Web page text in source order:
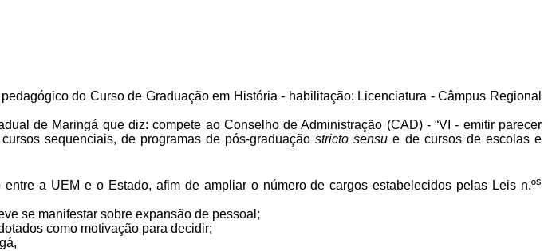
do Curso de Graduação em História - habilitação: Licenciatura - Câmpus Regional
de Maringá que diz: compete ao Conselho de Administração (CAD) - “VI - emitir parecer
sequenciais, de programas de pós-graduaçãostricto sensu e de cursos de escolas e
a UEM e o Estado, afim de ampliar o número de cargos estabelecidos pelas Leis n.ºs
se manifestar sobre expansão de pessoal;
como motivação para decidir;